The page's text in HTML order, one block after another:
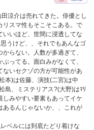
涼介は売れてきた。俳優とし
リスマ性もそこそこある。で
いほど、世間に浸透してな
うけど、、それでもあんなゴ
らない。人数が多過ぎて、
ってる。面白みがなくて、
いセクゾの方が可能性があ
本)は佐藤、演技(二宮)は中
島、ミステリアス?(大野)はﾏﾘ
しみやすい要素もあってイケ
あるんじゃないか、、これが
ベルには到底たどり着けな